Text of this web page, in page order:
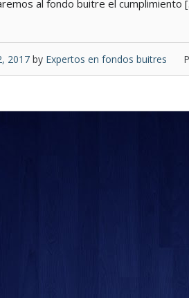
al fondo buitre el cumplimiento
2017 by Expertos en fondos buitres